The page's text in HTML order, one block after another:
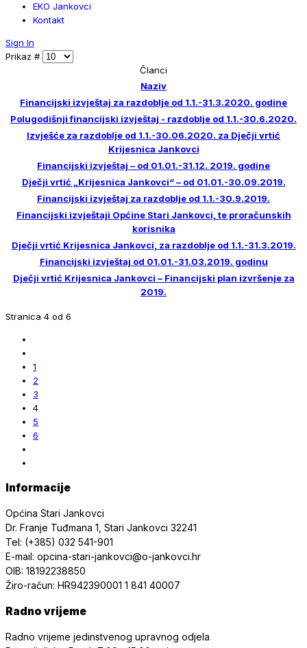
EKO Jankovci
Kontakt
Sign In
Prikaz #
Članci
Naziv
Financijski izvještaj za razdoblje od 1.1.-31.3.2020. godine
Polugodišnji financijski izvještaj - razdoblje od 1.1.-30.6.2020.
Izvješće za razdoblje od 1.1.-30.06.2020. za Dječji vrtić
Krijesnica Jankovci
Financijski izvještaj – od 01.01.-31.12. 2019. godine
Dječji vrtić „Krijesnica Jankovci“ – od 01.01.-30.09.2019.
Financijski izvještaj za razdoblje od 1.1.-30.9.2019.
Financijski izvještaji Općine Stari Jankovci, te proračunskih
korisnika
Dječji vrtić Krijesnica Jankovci, za razdoblje od 1.1.-31.3.2019.
Financijski izvještaj od 01.01.-31.03.2019. godinu
Dječji vrtić Krijesnica Jankovci – Financijski plan izvršenje za
2019.
Stranica 4 od 6
1
2
3
4
5
6
Informacije
Općina Stari Jankovci
Dr. Franje Tuđmana 1, Stari Jankovci 32241
Tel: (+385) 032 541-901
E-mail: opcina-stari-jankovci@o-jankovci.hr
OIB: 18192238850
Žiro-račun: HR942390001 1 841 40007
Radno vrijeme
Radno vrijeme jedinstvenog upravnog odjela